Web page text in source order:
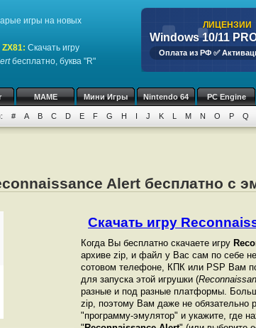
игры на новых
: Скачать игру
бесплатно, буква "R"
ЛИЦЕНЗИИ
Windows 10/11
Оплата из РФ ✅
MAME Мини Игры Nintendo 64 PC Engine
# A B C D E F G H I J K L M N O P Q
Alert бесплатно с
Скачать игру
Когда Вы бесплатно скачаете игру
архиве zip, и файл у Вас сам по себе
сотовом телефоне, КПК или PSP Вам
для запуска этой игрушки (
разные и под разные платформы.
zip, поэтому Вам даже не обязательно
"программу-эмулятор" и укажите, где